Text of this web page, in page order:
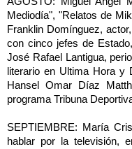
Mediodía", "Relatos de
Franklin Domínguez,
con cinco jefes de
José Rafael Lantigua,
literario en Ultima Hora y
Hansel Omar Díaz
programa Tribuna
SEPTIEMBRE: María
hablar por la televisión,